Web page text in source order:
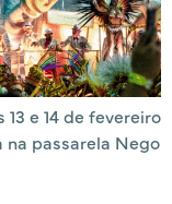
e 14 de fevereiro
na passarela Nego